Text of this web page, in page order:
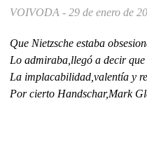
VOIVODA - 29 de enero de
Que Nietzsche estaba
Lo admiraba,llegó a decir
La implacabilidad,valentía y
Por cierto Handschar,Mark